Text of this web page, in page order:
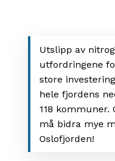
Utslipp av
utfordringene
store
hele fjordens
118 kommuner.
må bidra mye
Oslofjorden!